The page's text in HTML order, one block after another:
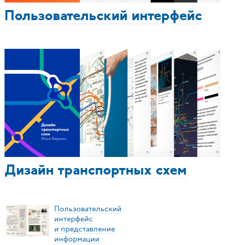
Пользовательский интерфейс
Дизайн транспортных схем
Пользовательский
интерфейс
и представление
информации